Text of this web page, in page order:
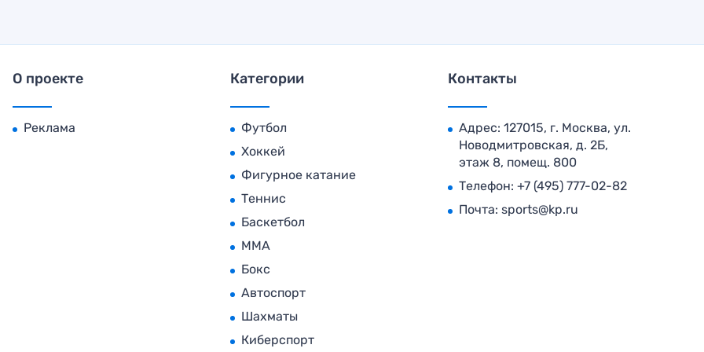
О проекте
Реклама
Категории
Футбол
Хоккей
Фигурное катание
Теннис
Баскетбол
MMA
Бокс
Автоспорт
Шахматы
Киберспорт
Контакты
Адрес: 127015, г. Москва, ул.
Новодмитровская, д. 2Б,
этаж 8, помещ. 800
Телефон: +7 (495) 777-02-82
Почта: sports@kp.ru